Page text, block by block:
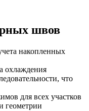
швов
накопленных
охлаждения
что
для всех участков
геометрии